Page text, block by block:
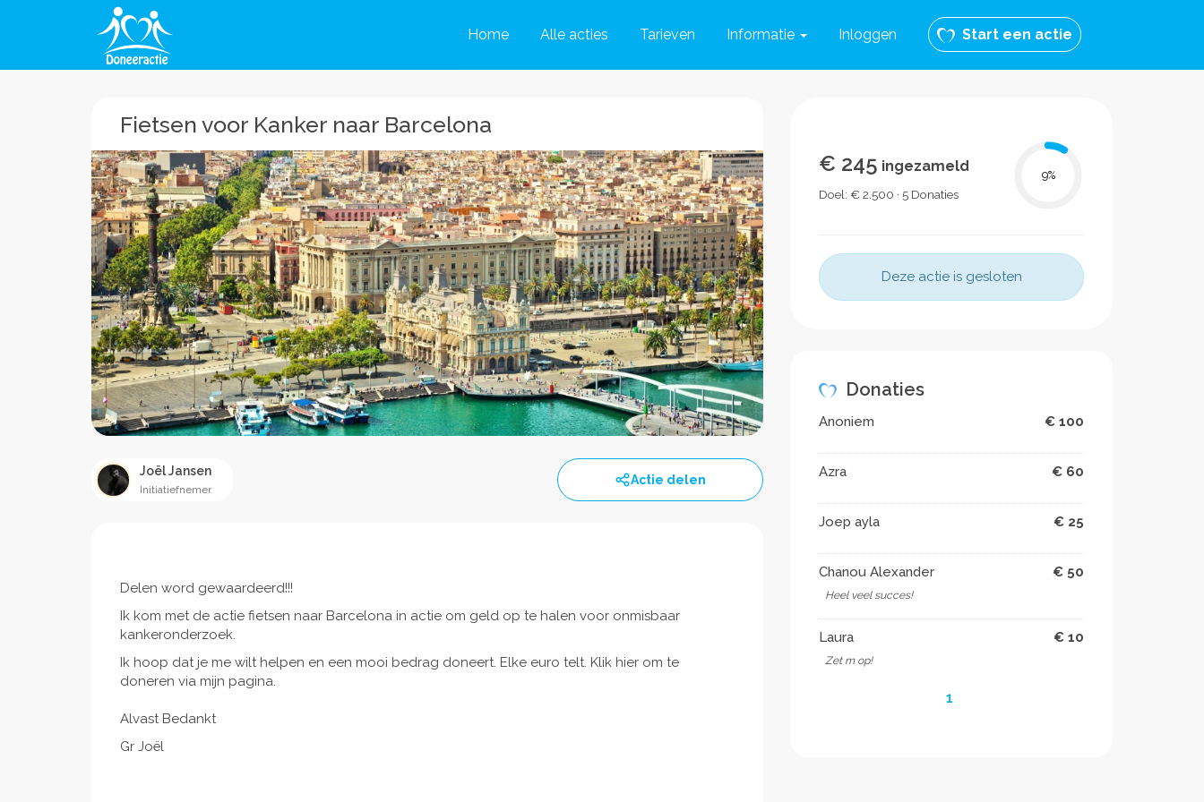
Home Alle acties Tarieven Informatie Inloggen Start een actie
Fietsen voor Kanker naar Barcelona
Joël Jansen
Initiatiefnemer
Actie delen
Delen word gewaardeerd!!!
Ik kom met de actie fietsen naar Barcelona in actie om geld op te halen voor onmisbaar
kankeronderzoek.
Ik hoop dat je me wilt helpen en een mooi bedrag doneert. Elke euro telt. Klik hier om te
doneren via mijn pagina.
Alvast Bedankt
Gr Joël
€ 245 ingezameld
Doel: € 2.500 · 5 Donaties
9%
Deze actie is gesloten
Donaties
Anoniem € 100
Azra € 60
Joep ayla € 25
Chanou Alexander € 50
Heel veel succes!
Laura € 10
Zet m op! ️
1